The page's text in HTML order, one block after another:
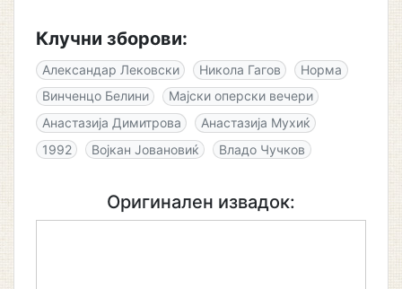
Клучни зборови:
Александар Лековски Никола Гагов
Норма
Винченцо Белини
Мајски оперски вечери
Анастазија Димитрова
Анастазија Мухиќ
1992
Војкан Јовановиќ Владо Чучков
Оригинален извадок: